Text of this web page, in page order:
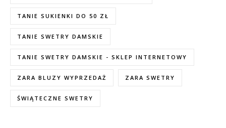
TANIE SUKIENKI DO 50 ZŁ
TANIE SWETRY DAMSKIE
TANIE SWETRY DAMSKIE - SKLEP INTERNETOWY
ZARA BLUZY WYPRZEDAŻ ZARA SWETRY
ŚWIĄTECZNE SWETRY